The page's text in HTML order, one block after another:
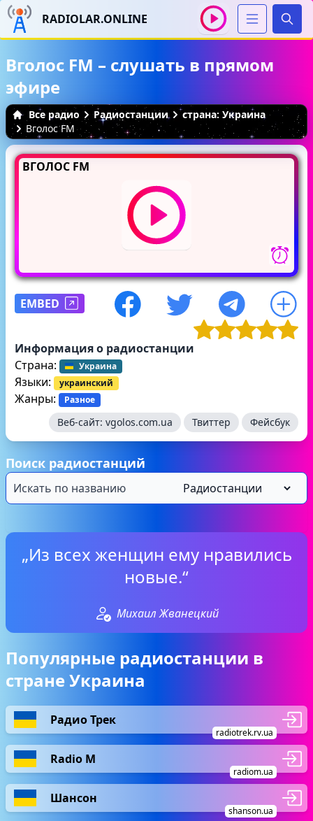
RADIOLAR.ONLINE
Вголос FM – слушать в прямом
эфире
Все радио Радиостанции
страна: Украина
Вголос FM
ВГОЛОС FM
EMBED
Информация о радиостанции
Страна:
Украина
Языки: украинский
Жанры: Разное
Веб-сайт: vgolos.com.ua Твиттер Фейсбук
Поиск радиостанций
„Из всех женщин ему нравились
новые.“
Михаил Жванецкий
Популярные радиостанции в
стране Украина
Радио Трек
radiotrek.rv.ua
Radio М
radiom.ua
Шансон
shanson.ua